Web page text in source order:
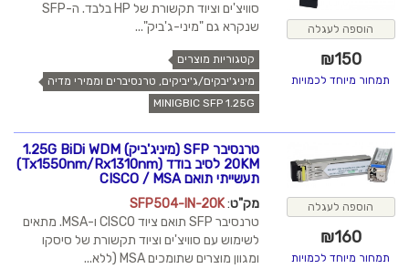
הוספה לעגלה
₪150
תמחור מיוחד לכמויות
סוויצ'ים וציוד תקשורת של HP בלבד. ה-SFP
שנקרא גם "מיני-ג'ביק"...
קטגוריות מוצרים
מיניג'יבקים/ג'יביקים, טרנסיברים וממירי מדיה
MINIGBIC SFP 1.25G
הוספה לעגלה
₪160
תמחור מיוחד לכמויות
טרנסיבר SFP (מיניג'ביק) 1.25G BiDi WDM
20KM לסיב בודד (Tx1550nm/Rx1310nm)
תעשייתי תואם CISCO / MSA
מק"ט:
SFP504-IN-20K
טרנסיבר SFP תואם ציוד CISCO ו-MSA. מתאים
לשימוש עם סוויצ'ים וציוד תקשורת של סיסקו
ומגוון מוצרים שתומכים MSA (ללא...